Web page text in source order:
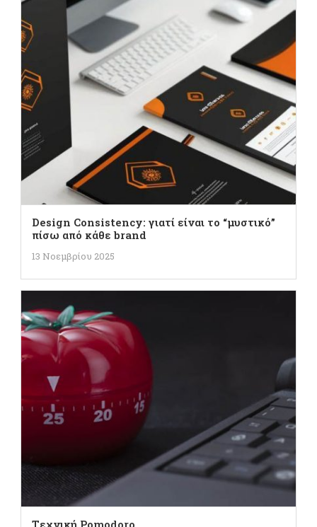
Design Consistency: γιατί είναι το “μυστικό”
πίσω από κάθε brand
13 Νοεμβρίου 2025
Tεχνική Pomodoro